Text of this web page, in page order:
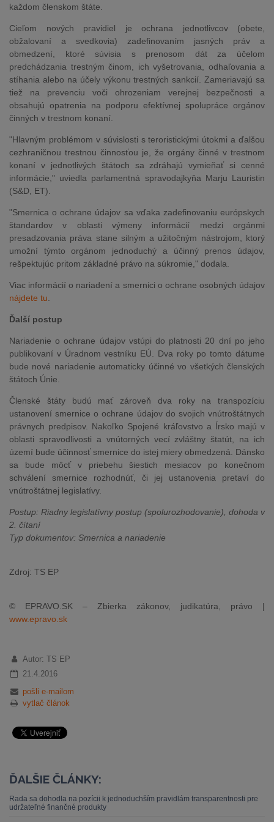
každom členskom štáte.
Cieľom nových pravidiel je ochrana jednotlivcov (obete,
obžalovaní a svedkovia) zadefinovaním jasných práv a
obmedzení, ktoré súvisia s prenosom dát za účelom
predchádzania trestným činom, ich vyšetrovania, odhaľovania a
stíhania alebo na účely výkonu trestných sankcií. Zameriavajú sa
tiež na prevenciu voči ohrozeniam verejnej bezpečnosti a
obsahujú opatrenia na podporu efektívnej spolupráce orgánov
činných v trestnom konaní.
"Hlavným problémom v súvislosti s teroristickými útokmi a ďalšou
cezhraničnou trestnou činnosťou je, že orgány činné v trestnom
konaní v jednotlivých štátoch sa zdráhajú vymieňať si cenné
informácie," uviedla parlamentná spravodajkyňa Marju Lauristin
(S&D, ET).
"Smernica o ochrane údajov sa vďaka zadefinovaniu európskych
štandardov v oblasti výmeny informácií medzi orgánmi
presadzovania práva stane silným a užitočným nástrojom, ktorý
umožní týmto orgánom jednoduchý a účinný prenos údajov,
rešpektujúc pritom základné právo na súkromie," dodala.
Viac informácií o nariadení a smernici o ochrane osobných údajov
nájdete tu
Ďalší postup
Nariadenie o ochrane údajov vstúpi do platnosti 20 dní po jeho
publikovaní v Úradnom vestníku EÚ. Dva roky po tomto dátume
bude nové nariadenie automaticky účinné vo všetkých členských
štátoch Únie.
Členské štáty budú mať zároveň dva roky na transpozíciu
ustanovení smernice o ochrane údajov do svojich vnútroštátnych
právnych predpisov. Nakoľko Spojené kráľovstvo a Írsko majú v
oblasti spravodlivosti a vnútorných vecí zvláštny štatút, na ich
území bude účinnosť smernice do istej miery obmedzená. Dánsko
sa bude môcť v priebehu šiestich mesiacov po konečnom
schválení smernice rozhodnúť, či jej ustanovenia pretaví do
vnútroštátnej legislatívy.
Postup: Riadny legislatívny postup (spolurozhodovanie), dohoda v
2. čítaní
Typ dokumentov: Smernica a nariadenie
Zdroj: TS EP
© EPRAVO.SK – Zbierka zákonov, judikatúra, právo |
www.epravo.sk
Autor: TS EP
21.4.2016
pošli e-mailom
vytlač článok
ĎALŠIE ČLÁNKY:
Rada sa dohodla na pozícii k jednoduchším pravidlám transparentnosti pre
udržateľné finančné produkty